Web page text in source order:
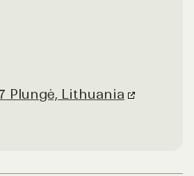
Plungė, Lithuania